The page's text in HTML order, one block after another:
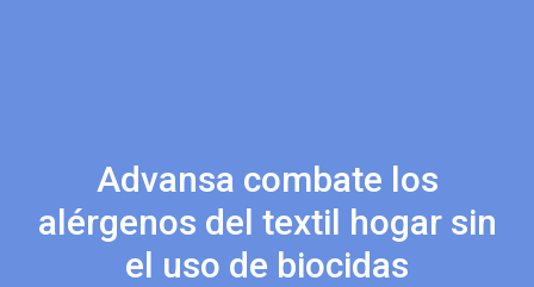
Advansa combate los
alérgenos del textil hogar sin
el uso de biocidas